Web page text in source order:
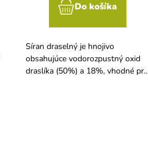
Do košíka
Síran draselný je hnojivo
obsahujúce vodorozpustný oxid
draslíka (50%) a 18%, vhodné pre